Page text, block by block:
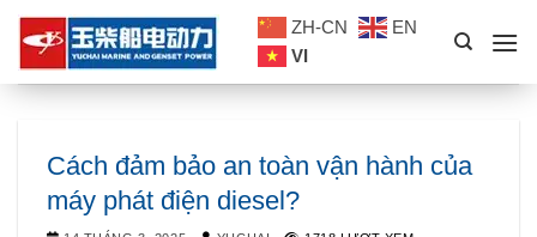
Skip
content
ZH-CN
EN
VI
Cách đảm bảo an toàn vận hành của
máy phát điện diesel?